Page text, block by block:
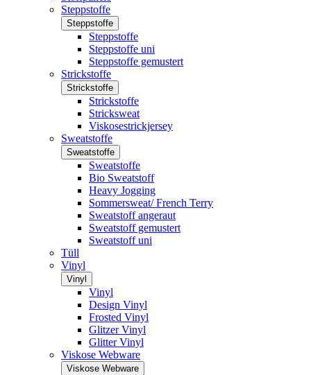
Steppstoffe
Steppstoffe
Steppstoffe
Steppstoffe uni
Steppstoffe gemustert
Strickstoffe
Strickstoffe
Strickstoffe
Stricksweat
Viskosestrickjersey
Sweatstoffe
Sweatstoffe
Sweatstoffe
Bio Sweatstoff
Heavy Jogging
Sommersweat/ French Terry
Sweatstoff angeraut
Sweatstoff gemustert
Sweatstoff uni
Tüll
Vinyl
Vinyl
Vinyl
Design Vinyl
Frosted Vinyl
Glitzer Vinyl
Glitter Vinyl
Viskose Webware
Viskose Webware